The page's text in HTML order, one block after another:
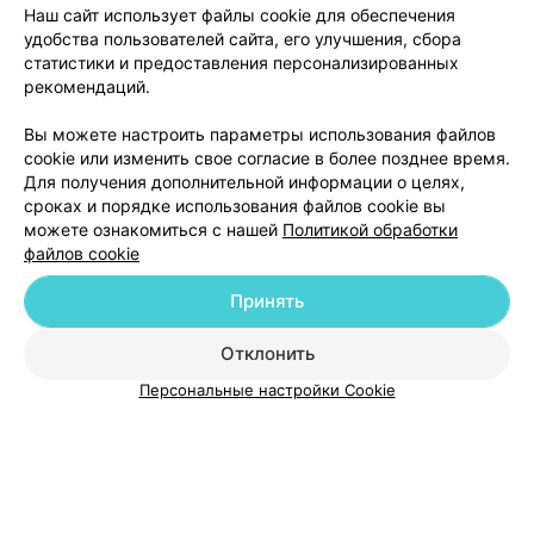
Добавить компанию
Добавить специалиста
Новости проекта
Размещение рекламы
Медицинский маркетинг
Публичный договор
Наш сайт использует файлы cookie для обеспечения
удобства пользователей сайта, его улучшения, сбора
статистики и предоставления персонализированных
рекомендаций.
Вы можете настроить параметры использования файлов
cookie или изменить свое согласие в более позднее время.
Для получения дополнительной информации о целях,
сроках и порядке использования файлов cookie вы
можете ознакомиться с нашей Политикой обработки
файлов cookie
Отклонить
Принять
Персональные настройки Cookie